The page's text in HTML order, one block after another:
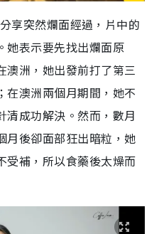
享突然爛面經過，片中的
她表示要先找出爛面原
澳洲，她出發前打了第三
在澳洲兩個月期間，她不
清成功解決。然而，數月
月後卻面部狂出暗粒，她
受補，所以食藥後太燥而